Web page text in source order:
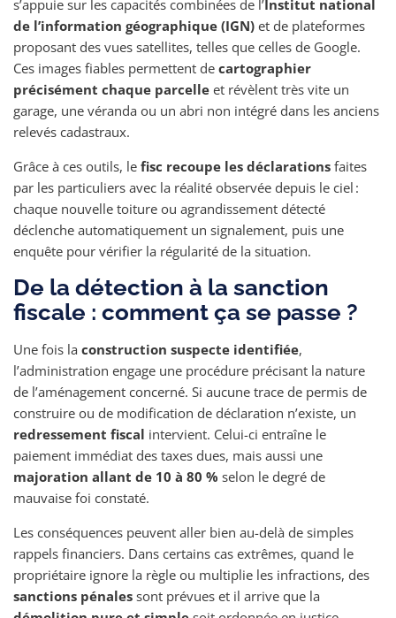
s’appuie sur les capacités combinées de l’Institut national
de l’information géographique (IGN) et de plateformes
proposant des vues satellites, telles que celles de Google.
Ces images fiables permettent de cartographier
précisément chaque parcelle et révèlent très vite un
garage, une véranda ou un abri non intégré dans les anciens
relevés cadastraux.
Grâce à ces outils, le fisc recoupe les déclarations faites
par les particuliers avec la réalité observée depuis le ciel :
chaque nouvelle toiture ou agrandissement détecté
déclenche automatiquement un signalement, puis une
enquête pour vérifier la régularité de la situation.
De la détection à la sanction
fiscale : comment ça se passe ?
Une fois la construction suspecte identifiée,
l’administration engage une procédure précisant la nature
de l’aménagement concerné. Si aucune trace de permis de
construire ou de modification de déclaration n’existe, un
redressement fiscal intervient. Celui-ci entraîne le
paiement immédiat des taxes dues, mais aussi une
majoration allant de 10 à 80 % selon le degré de
mauvaise foi constaté.
Les conséquences peuvent aller bien au-delà de simples
rappels financiers. Dans certains cas extrêmes, quand le
propriétaire ignore la règle ou multiplie les infractions, des
sanctions pénales sont prévues et il arrive que la